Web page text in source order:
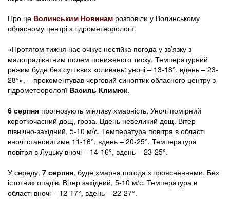
Про це Волинським Новинам розповіли у Волинському
обласному центрі з гідрометеорології.
«Протягом тижня нас очікує нестійка погода у зв’язку з
малоградієнтним полем пониженого тиску. Температурний
режим буде без суттєвих коливань: уночі – 13-18°, вдень – 23-
28°», – прокоментував черговий синоптик обласного центру з
гідрометеорології Василь Климюк.
6 серпня прогнозують мінливу хмарність. Уночі помірний
короткочасний дощ, гроза. Вдень невеликий дощ. Вітер
північно-західний, 5-10 м/с. Температура повітря в області
вночі становитиме 11-16°, вдень – 20-25°. Температура
повітря в Луцьку вночі – 14-16°, вдень – 23-25°.
У середу, 7 серпня, буде хмарна погода з проясненнями. Без
істотних опадів. Вітер західний, 5-10 м/с. Температура в
області вночі – 12-17°, вдень – 22-27°.